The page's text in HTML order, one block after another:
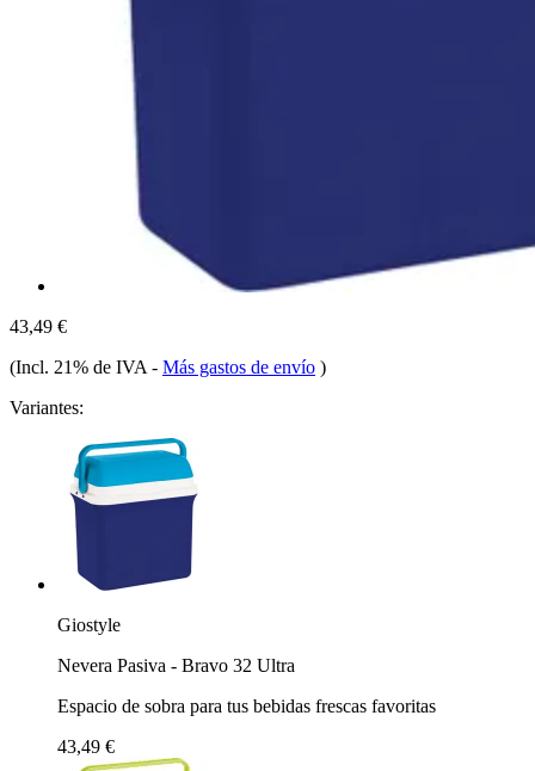
43,49 €
(Incl. 21% de IVA - Más gastos de envío )
Variantes:
Giostyle
Nevera Pasiva - Bravo 32 Ultra
Espacio de sobra para tus bebidas frescas favoritas
43,49 €